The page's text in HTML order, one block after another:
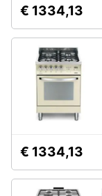
€ 1334,13
€ 1334,13